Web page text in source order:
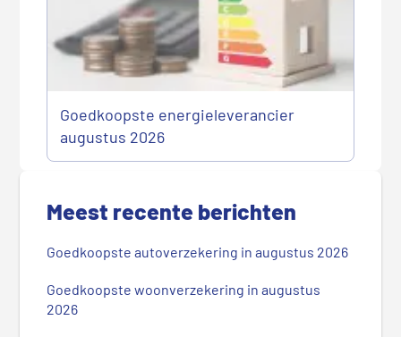
Goedkoopste energieleverancier
augustus 2026
Meest recente berichten
Goedkoopste autoverzekering in augustus 2026
Goedkoopste woonverzekering in augustus
2026